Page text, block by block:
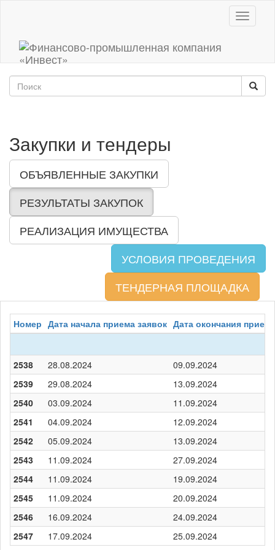
Toggle
Закупки и тендеры
ОБЪЯВЛЕННЫЕ ЗАКУПКИ
РЕЗУЛЬТАТЫ ЗАКУПОК
РЕАЛИЗАЦИЯ ИМУЩЕСТВА
УСЛОВИЯ ПРОВЕДЕНИЯ
ТЕНДЕРНАЯ ПЛОЩАДКА
Номер Дата начала приема заявок Дата окончания
2538 28.08.2024
09.09.2024
2539
29.08.2024
13.09.2024
2540
03.09.2024
11.09.2024
2541
04.09.2024
12.09.2024
2542
05.09.2024
13.09.2024
2543
11.09.2024
27.09.2024
2544
11.09.2024
19.09.2024
2545
11.09.2024
20.09.2024
2546
16.09.2024
24.09.2024
2547
17.09.2024 25.09.2024